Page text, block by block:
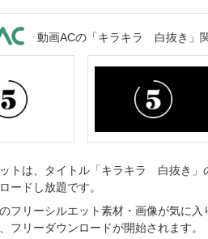
動画ACの「キラキラ 白抜き」
トは、タイトル「キラキラ 白抜き」
ードし放題です。
フリーシルエット素材・画像が気に入
フリーダウンロードが開始されます。